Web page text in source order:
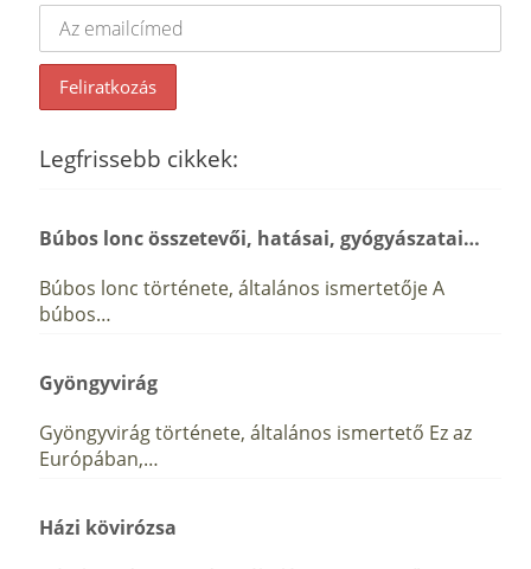
Legfrissebb cikkek:
Búbos lonc összetevői, hatásai, gyógyászatai…
Búbos lonc története, általános ismertetője A
búbos…
Gyöngyvirág
Gyöngyvirág története, általános ismertető Ez az
Európában,…
Házi kövirózsa